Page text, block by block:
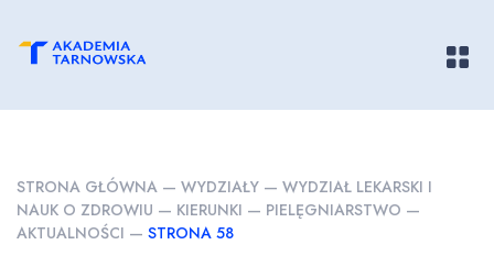
STRONA GŁÓWNA — WYDZIAŁY — WYDZIAŁ LEKARSKI I
NAUK O ZDROWIU — KIERUNKI — PIELĘGNIARSTWO —
AKTUALNOŚCI — STRONA 58